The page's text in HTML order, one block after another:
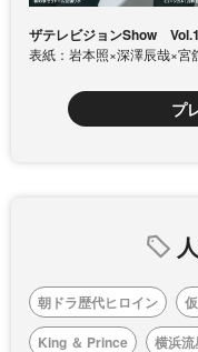
ザテレビジョンShow
表紙：岩本照×深澤辰哉×宮
プ
朝ドラ歴代ヒロイン
King ＆ Prince
横浜流